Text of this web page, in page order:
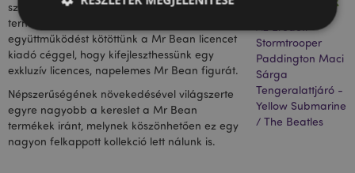
szerepelt. Vígjátékai rengeteg Mr Beanes
terméket ihlettek meg, ezért 2017-ben partneri
együttműködést kötöttünk a Mr Bean licencet
kiadó céggel, hogy kifejleszthessünk egy
exkluzív licences, napelemes Mr Bean figurát.
Népszerűségének növekedésével világszerte
egyre nagyobb a kereslet a Mr Bean
termékek iránt, melynek köszönhetően ez egy
nagyon felkappott kollekció lett nálunk is.
Stormtrooper
Paddington Maci
Sárga
Tengeralattjáró -
Yellow Submarine
/ The Beatles
Elengedhetetlenül szükséges
Célzás
A weboldal működéséhez feltétlenül szükséges sütik
lehetővé teszik a webhely alapvető funkcióit,
például a felhasználói bejelentkezést és a
fiókkezelést. A weboldal nem használható